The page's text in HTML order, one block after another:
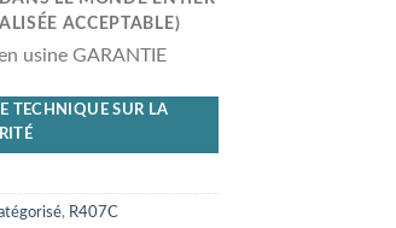
ACCEPTABLE)
usine GARANTIE
TECHNIQUE SUR LA
, R407C